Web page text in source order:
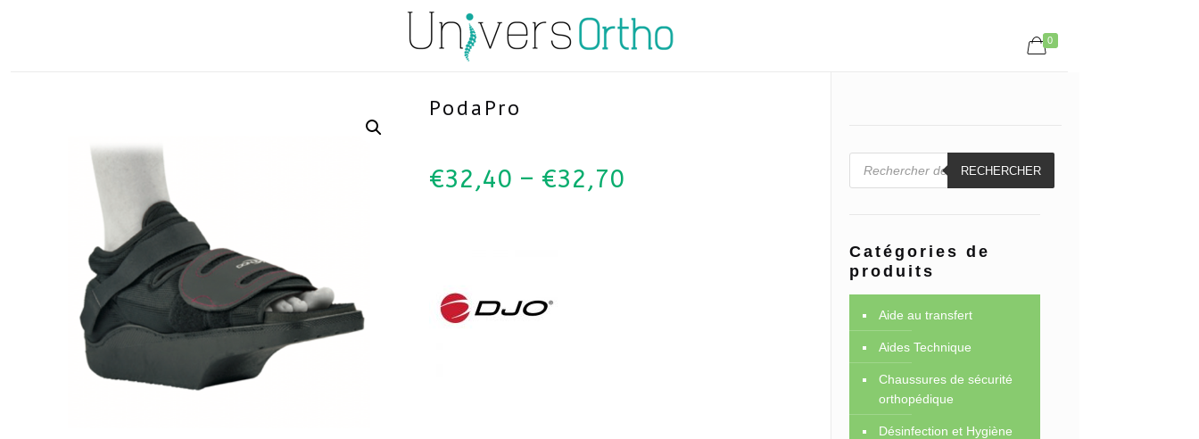
0
PodaPro
€32,40 – €32,70
Recherche
de
RECHERCHER
Catégories de
produits
Aide au transfert
Aides Technique
Chaussures de sécurité
orthopédique
Désinfection et Hygiène